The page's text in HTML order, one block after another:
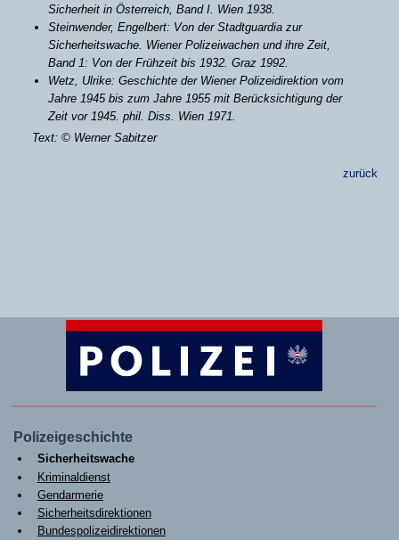
Sicherheit in Österreich, Band I. Wien 1938.
Steinwender, Engelbert: Von der Stadtguardia zur
Sicherheitswache. Wiener Polizeiwachen und ihre Zeit,
Band 1: Von der Frühzeit bis 1932. Graz 1992.
Wetz, Ulrike: Geschichte der Wiener Polizeidirektion vom
Jahre 1945 bis zum Jahre 1955 mit Berücksichtigung der
Zeit vor 1945. phil. Diss. Wien 1971.
Text: © Werner Sabitzer
zurück
Polizeigeschichte
Sicherheitswache
Kriminaldienst
Gendarmerie
Sicherheitsdirektionen
Bundespolizeidirektionen